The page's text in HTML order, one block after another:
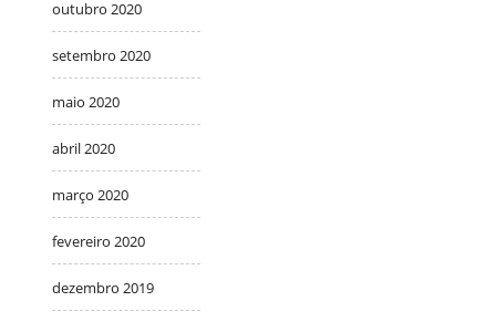
outubro 2020
setembro 2020
maio 2020
abril 2020
março 2020
fevereiro 2020
dezembro 2019